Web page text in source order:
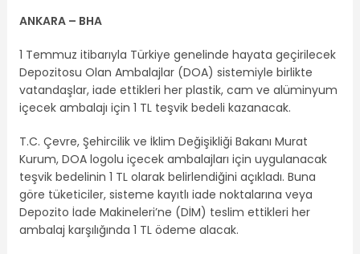
ANKARA – BHA
1 Temmuz itibarıyla Türkiye genelinde hayata geçirilecek
Depozitosu Olan Ambalajlar (DOA) sistemiyle birlikte
vatandaşlar, iade ettikleri her plastik, cam ve alüminyum
içecek ambalajı için 1 TL teşvik bedeli kazanacak.
T.C. Çevre, Şehircilik ve İklim Değişikliği Bakanı Murat
Kurum, DOA logolu içecek ambalajları için uygulanacak
teşvik bedelinin 1 TL olarak belirlendiğini açıkladı. Buna
göre tüketiciler, sisteme kayıtlı iade noktalarına veya
Depozito İade Makineleri’ne (DİM) teslim ettikleri her
ambalaj karşılığında 1 TL ödeme alacak.